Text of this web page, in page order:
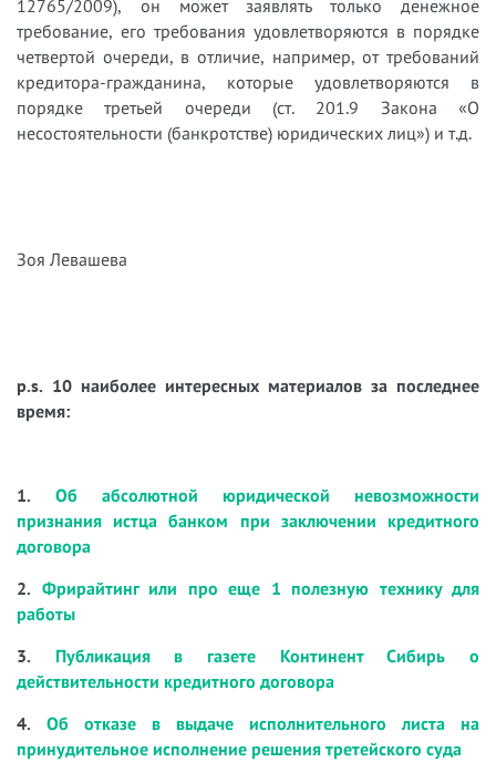
12765/2009), он может заявлять только денежное
требование, его требования удовлетворяются в порядке
четвертой очереди, в отличие, например, от требований
кредитора-гражданина, которые удовлетворяются в
порядке третьей очереди (ст. 201.9 Закона «О
несостоятельности (банкротстве) юридических лиц») и т.д.
Зоя Левашева
p.s. 10 наиболее интересных материалов за последнее
время:
1. Об абсолютной юридической невозможности
признания истца банком при заключении кредитного
договора
2. Фрирайтинг или про еще 1 полезную технику для
работы
3. Публикация в газете Континент Сибирь о
действительности кредитного договора
4. Об отказе в выдаче исполнительного листа на
принудительное исполнение решения третейского суда